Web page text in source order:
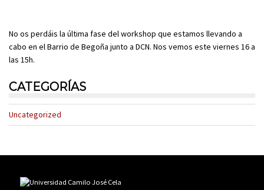
No os perdáis la última fase del workshop que estamos llevando a
cabo en el Barrio de Begoña junto a DCN. Nos vemos este viernes 16 a
las 15h.
CATEGORÍAS
Uncategorized